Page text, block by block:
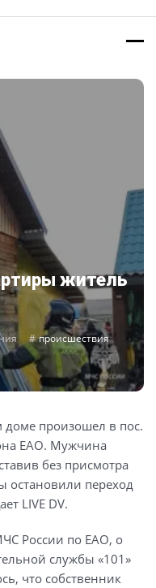
житель
происшествия
произошел в пос.
ЕАО. Мужчина
без присмотра
остановили переход
LIVE DV.
России по ЕАО, о
службы «101»
что собственник